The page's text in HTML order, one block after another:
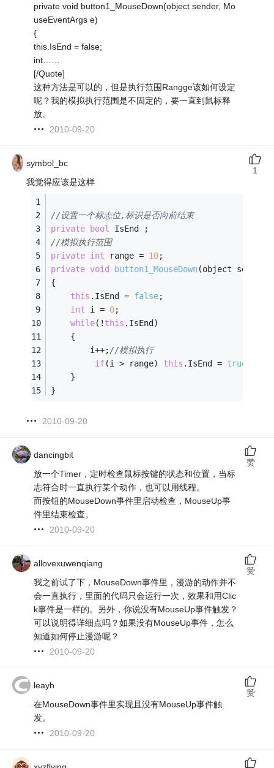
private void button1_MouseDown(object sender, Mo
useEventArgs e)
{
this.IsEnd = false;
int……
[/Quote]
这种方法是可以的，但是执行范围Rangge该如何设定
呢？我的模拟执行范围是不固定的，要一直到鼠标释
放。
2010-09-20
symbol_bc
我觉得应该是这样
//设置一个标志位,标识是否向前结束
private bool
IsEnd ;
//模拟执行范围
private int range = 10;
private void button1_MouseDown(object sender,
{
this .IsEnd = false;
int i = 0;
while(! this .IsEnd)
    {
        i++;
//模拟执行
if(i > range) this .IsEnd = true
    }
}
2010-09-20
1
dancingbit
放一个Timer，定时检查鼠标按键的状态和位置，当标
志符合时一直执行某个动作，也可以用线程。
而按钮的MouseDown事件里启动检查，MouseUp事
件里结束检查。
2010-09-20
赞
allovexuwenqiang
我之前试了下，MouseDown事件里，漫游的动作并不
会一直执行，里面的代码只会运行一次，效果和用Clic
k事件是一样的。另外，你说没有MouseUp事件触发？
可以说明得详细点吗？如果没有MouseUp事件，怎么
知道如何停止漫游呢？
2010-09-20
赞
leayh
在MouseDown事件里实现且没有MouseUp事件触
发。
2010-09-20
赞